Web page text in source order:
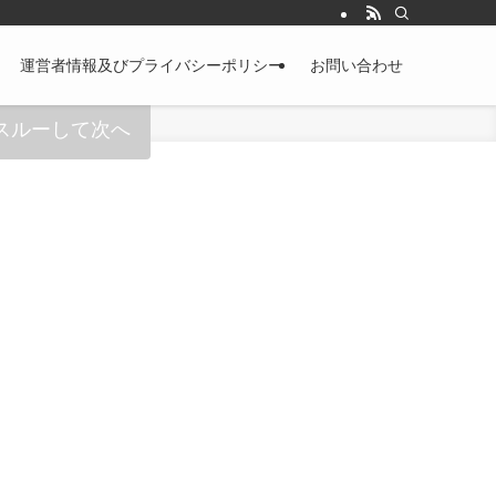
運営者情報及びプライバシーポリシー お問い合わせ
ルーして次へ